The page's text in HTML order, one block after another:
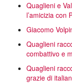
Quaglieni e
l’amicizia con
Giacomo
Quaglieni
combattivo e
Quaglieni
grazie di